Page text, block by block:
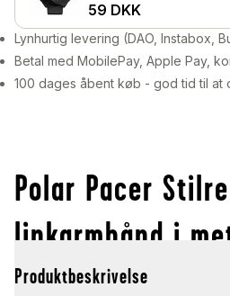
59 DKK
Lynhurtig levering (DAO, Instabox,
Betal med MobilePay, Apple Pay,
100 dages åbent køb - god tid til at
Polar Pacer
linkarmbånd i
Produktbeskrivelse